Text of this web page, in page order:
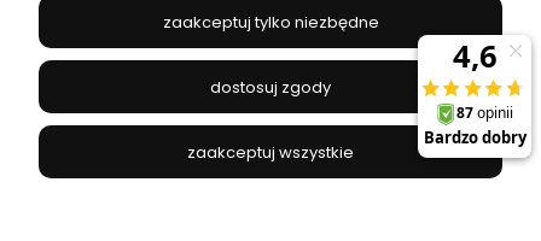
JANEX
669-050-03-43
504 545 749//E-mail:sklep@janexmarket.pl
zaakceptuj tylko niezbędne
dostosuj zgody
zaakceptuj wszystkie